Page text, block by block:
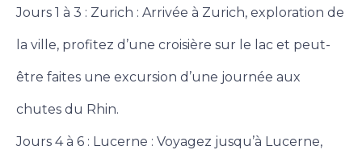
Jours 1 à 3 : Zurich : Arrivée à Zurich, exploration de
la ville, profitez d’une croisière sur le lac et peut-
être faites une excursion d’une journée aux
chutes du Rhin.
Jours 4 à 6 : Lucerne : Voyagez jusqu’à Lucerne,